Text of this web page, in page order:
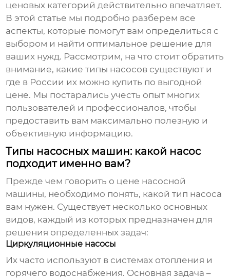
ценовых категорий действительно впечатляет.
В этой статье мы подробно разберем все
аспекты, которые помогут вам определиться с
выбором и найти оптимальное решение для
ваших нужд. Рассмотрим, на что стоит обратить
внимание, какие типы насосов существуют и
где в России их можно купить по выгодной
цене. Мы постарались учесть опыт многих
пользователей и профессионалов, чтобы
предоставить вам максимально полезную и
объективную информацию.
Типы насосных машин: какой насос
подходит именно вам?
Прежде чем говорить о цене насосной
машины, необходимо понять, какой тип насоса
вам нужен. Существует несколько основных
видов, каждый из которых предназначен для
решения определенных задач:
Циркуляционные насосы
Их часто используют в системах отопления и
горячего водоснабжения. Основная задача –